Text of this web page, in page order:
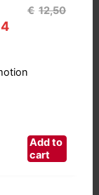
€ 12,50
Add to
cart